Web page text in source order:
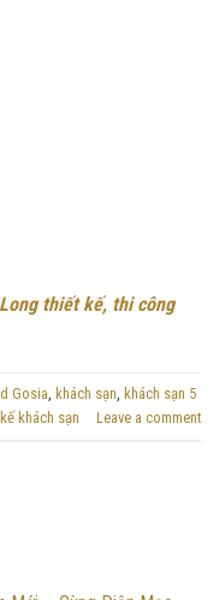
thiết kế, thi công
Gosia khách sạn khách sạn 5
khách sạn Leave a comment